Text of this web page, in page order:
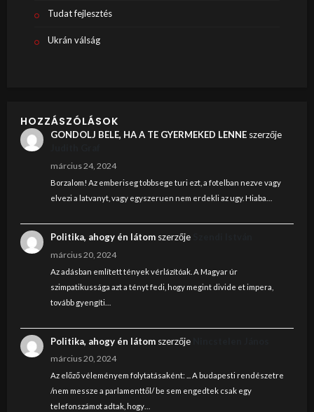
Tudat fejlesztés
Ukrán válság
HOZZÁSZÓLÁSOK
GONDOLJ BELE, HA A TE GYERMEKED LENNEszerzője
március 24, 2024
Borzalom! Az emberiseg tobbsege turi ezt, a fotelban nezve vagy
elvezi a latvanyt, vagy egyszeruen nem erdekli az ugy. Hiaba…
Politika, ahogy én látomszerzője
március 20, 2024
Az adásban említett tények vérlázítóak. A Magyar úr
szimpatikussága azt a tényt fedi, hogy megint divide et impera,
tovább gyengíti…
Politika, ahogy én látomszerzője
március 20, 2024
Az előző véleményem folytatásaként: ... A budapesti rendészetre
/nem messze a parlamenttől/ be sem engedtek csak egy
telefonszámot adtak, hogy…